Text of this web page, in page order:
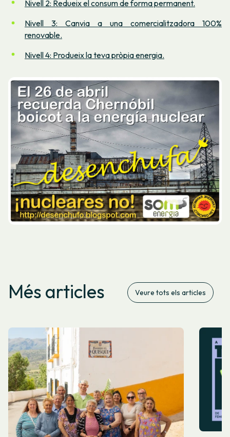
Nivell 2: Redueix el consum de forma permanent.
Nivell 3: Canvia a una comercialitzadora 100%
renovable.
Nivell 4: Produeix la teva pròpia energia.
Més articles Veure tots els articles